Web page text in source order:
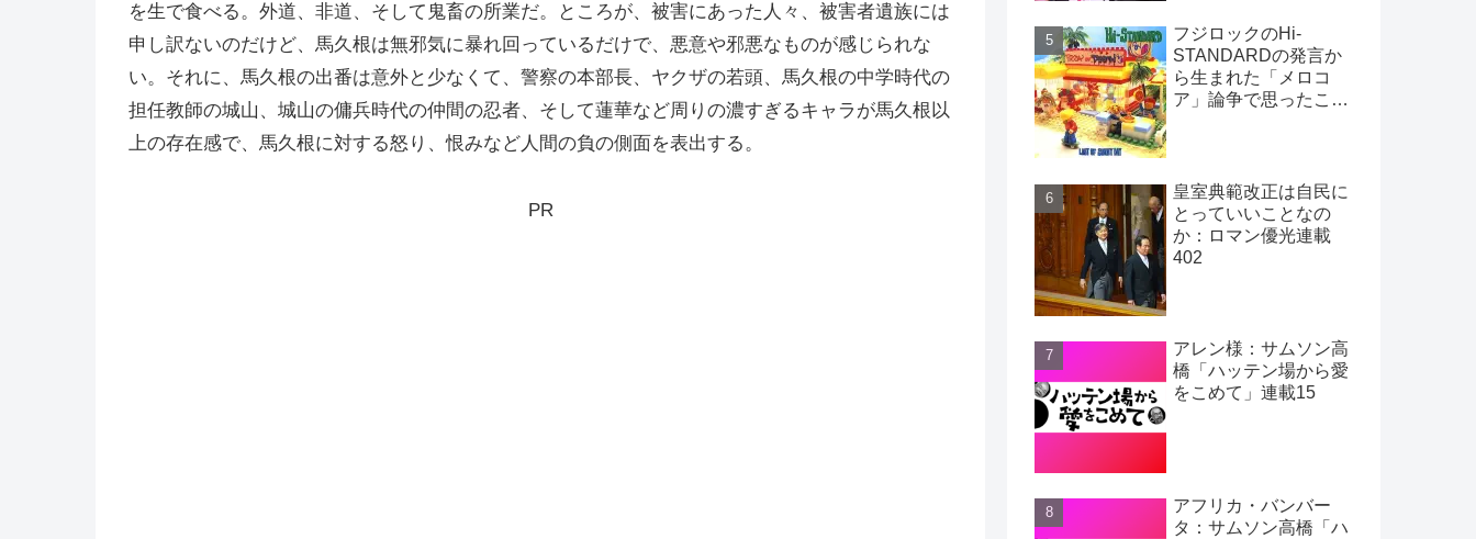
を生で食べる。外道、非道、そして鬼畜の所業だ。ところが、被害にあった人々、被害者遺族には
申し訳ないのだけど、馬久根は無邪気に暴れ回っているだけで、悪意や邪悪なものが感じられな
い。それに、馬久根の出番は意外と少なくて、警察の本部長、ヤクザの若頭、馬久根の中学時代の
担任教師の城山、城山の傭兵時代の仲間の忍者、そして蓮華など周りの濃すぎるキャラが馬久根以
上の存在感で、馬久根に対する怒り、恨みなど人間の負の側面を表出する。
PR
フジロックのHi-
STANDARDの発言か
ら生まれた「メロコ
ア」論争で思ったこ
皇室典範改正は自民に
とっていいことなの
か：ロマン優光連載
402
アレン様：サムソン高
橋「ハッテン場から愛
をこめて」連載15
アフリカ・バンバー
タ：サムソン高橋「ハ